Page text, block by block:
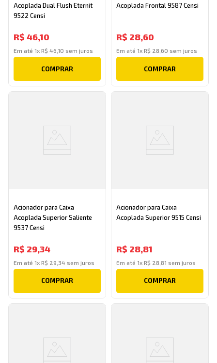
Acoplada Dual Flush Eternit
9522 Censi
R$ 46,10
Em até 1xR$ 46 10 sem juros
COMPRAR
Acoplada Frontal 9587 Censi
R$ 28,60
Em até 1x R$ 28 60 sem juros
COMPRAR
Acionador para Caixa
Acoplada Superior Saliente
9537 Censi
R$ 29,34
Em até 1xR$ 29 34 sem juros
COMPRAR
Acionador para Caixa
Acoplada Superior 9515 Censi
R$ 28,81
Em até 1x R$ 28 81 sem juros
COMPRAR